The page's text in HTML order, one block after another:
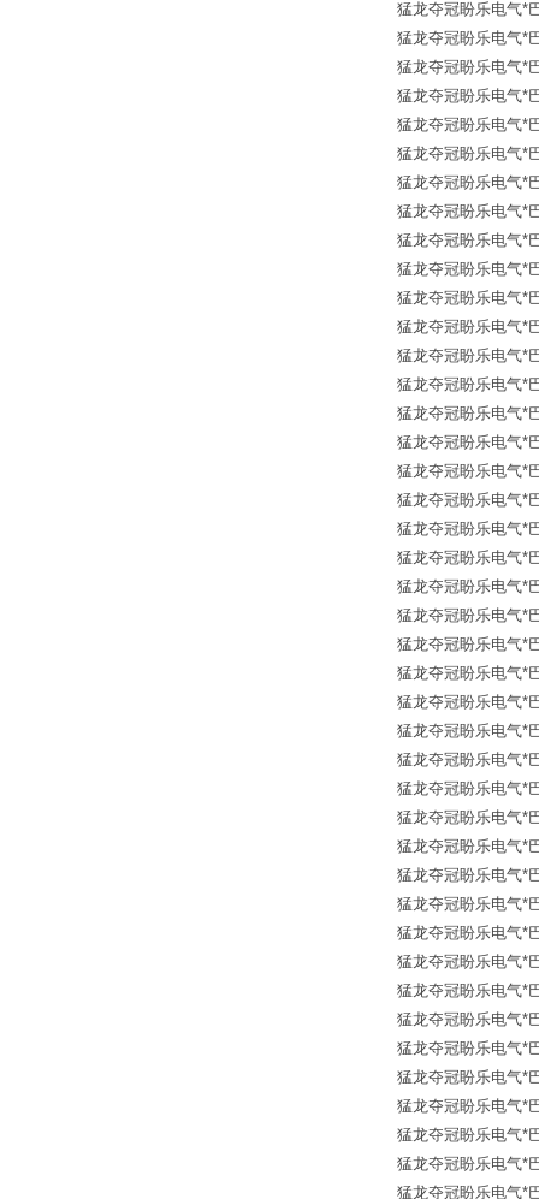
猛龙夺冠盼乐电气*
猛龙夺冠盼乐电气*
猛龙夺冠盼乐电气*
猛龙夺冠盼乐电气*
猛龙夺冠盼乐电气*
猛龙夺冠盼乐电气*
猛龙夺冠盼乐电气*
猛龙夺冠盼乐电气*
猛龙夺冠盼乐电气*
猛龙夺冠盼乐电气*
猛龙夺冠盼乐电气*
猛龙夺冠盼乐电气*
猛龙夺冠盼乐电气*
猛龙夺冠盼乐电气*
猛龙夺冠盼乐电气*
猛龙夺冠盼乐电气*
猛龙夺冠盼乐电气*
猛龙夺冠盼乐电气*
猛龙夺冠盼乐电气*
猛龙夺冠盼乐电气*
猛龙夺冠盼乐电气*
猛龙夺冠盼乐电气*
猛龙夺冠盼乐电气*
猛龙夺冠盼乐电气*
猛龙夺冠盼乐电气*
猛龙夺冠盼乐电气*
猛龙夺冠盼乐电气*
猛龙夺冠盼乐电气*
猛龙夺冠盼乐电气*
猛龙夺冠盼乐电气*
猛龙夺冠盼乐电气*
猛龙夺冠盼乐电气*
猛龙夺冠盼乐电气*
猛龙夺冠盼乐电气*
猛龙夺冠盼乐电气*
猛龙夺冠盼乐电气*
猛龙夺冠盼乐电气*
猛龙夺冠盼乐电气*
猛龙夺冠盼乐电气*
猛龙夺冠盼乐电气*
猛龙夺冠盼乐电气*
猛龙夺冠盼乐电气*